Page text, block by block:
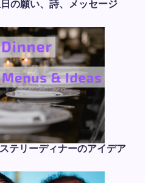
の願い、詩、メッセージ
テリーディナーのアイデア